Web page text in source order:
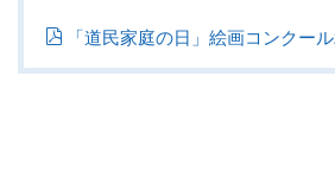
「道民家庭の日」絵画コンクー